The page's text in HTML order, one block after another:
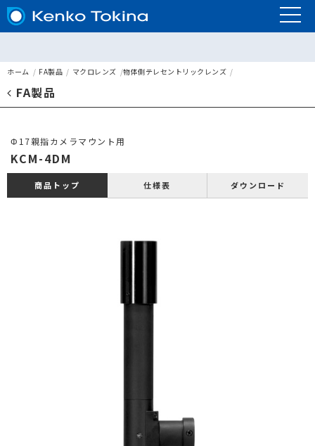
ホーム FA製品 マクロレンズ 物体側テレセントリックレンズ
FA製品
Φ17親指カメラマウント用
KCM-4DM
商品トップ 仕様表 ダウンロード